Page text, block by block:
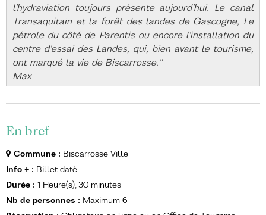
l'hydraviation toujours présente aujourd'hui. Le canal
Transaquitain et la forêt des landes de Gascogne, Le
pétrole du côté de Parentis ou encore l'installation du
centre d'essai des Landes, qui, bien avant le tourisme,
ont marqué la vie de Biscarrosse."
Max
En bref
Commune : Biscarrosse Ville
Info + : Billet daté
Durée : 1 Heure(s) 30 minutes
Nb de personnes : Maximum 6